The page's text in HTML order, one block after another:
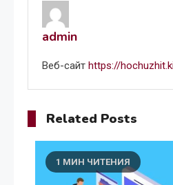
admin
Веб-сайт https://
Related Posts
1 МИН ЧИТЕНИЯ